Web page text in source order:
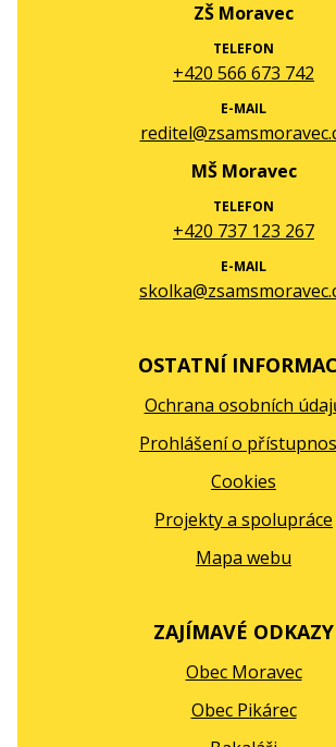
ZŠ Moravec
TELEFON
+420 566 673 742
E-MAIL
MŠ Moravec
TELEFON
+420 737 123 267
E-MAIL
OSTATNÍ
Ochrana osobních
Prohlášení o
Cookies
Projekty a spolupráce
Mapa webu
ZAJÍMAVÉ ODKAZY
Obec Moravec
Obec Pikárec